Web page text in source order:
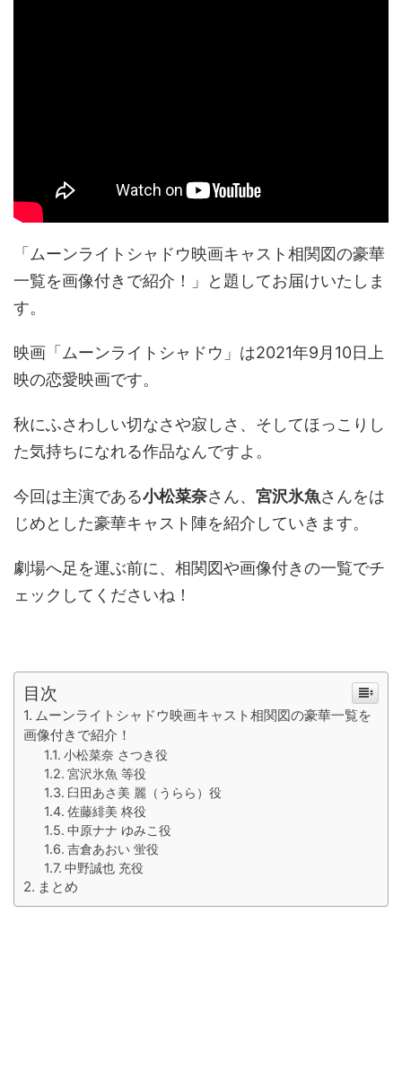
「ムーンライトシャドウ映画キャスト相関図の豪華
一覧を画像付きで紹介！」と題してお届けいたしま
す。
映画「ムーンライトシャドウ」は2021年9月10日上
映の恋愛映画です。
秋にふさわしい切なさや寂しさ、そしてほっこりし
た気持ちになれる作品なんですよ。
今回は主演である小松菜奈さん、 宮沢氷魚さんをは
じめとした豪華キャスト陣を紹介していきます。
劇場へ足を運ぶ前に、相関図や画像付きの一覧でチ
ェックしてくださいね！
目次
ムーンライトシャドウ映画キャスト相関図の豪華一覧を
画像付きで紹介！
小松菜奈 さつき役
宮沢氷魚 等役
臼田あさ美 麗（うらら）役
佐藤緋美 柊役
中原ナナ ゆみこ役
吉倉あおい 蛍役
中野誠也 充役
まとめ